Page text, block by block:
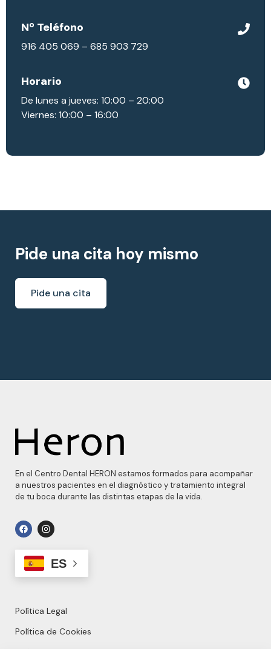
Nº Teléfono
916 405 069 – 685 903 729
Horario
De lunes a jueves: 10:00 – 20:00
Viernes: 10:00 – 16:00
Pide una cita hoy mismo
Pide una cita
En el Centro Dental HERON estamos formados para acompañar
a nuestros pacientes en el diagnóstico y tratamiento integral
de tu boca durante las distintas etapas de la vida.
ES
Política Legal
Política de Cookies